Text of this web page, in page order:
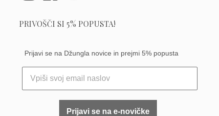
PRIVOŠČI SI 5% POPUSTA!
Prijavi se na Džungla novice in prejmi 5% popusta
Prijavi se na e-novičke